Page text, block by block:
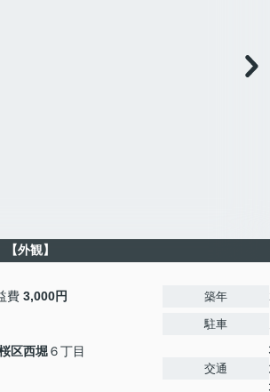
【外観】
費 3,000円
区西堀６丁目
築年
駐車
交通